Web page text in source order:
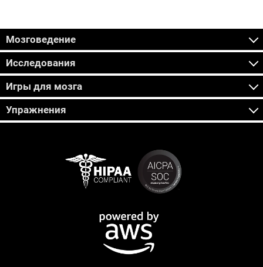
Мозговедение
Исследования
Игры для мозга
Упражнения